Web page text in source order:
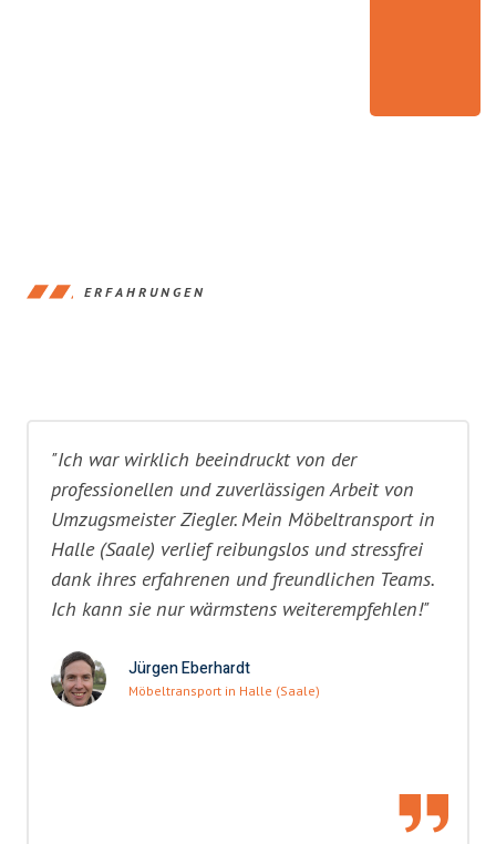
ERFAHRUNGEN
"Ich war wirklich beeindruckt von der
professionellen und zuverlässigen Arbeit von
Umzugsmeister Ziegler. Mein Möbeltransport in
Halle (Saale) verlief reibungslos und stressfrei
dank ihres erfahrenen und freundlichen Teams.
Ich kann sie nur wärmstens weiterempfehlen!"
Jürgen Eberhardt
Möbeltransport in Halle (Saale)